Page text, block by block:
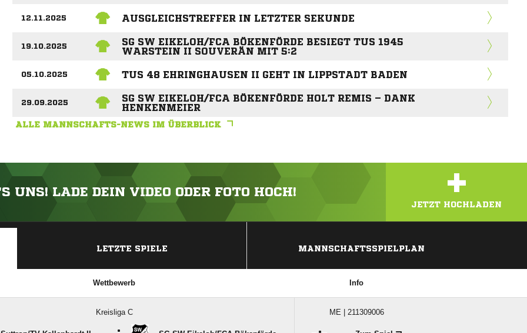
12.11.2025 AUSGLEICHSTREFFER IN LETZTER SEKUNDE
19.10.2025
SG SW EIKELOH/FCA BÖKENFÖRDE BESIEGT TUS 1945
WARSTEIN II SOUVERÄN MIT 5:2
05.10.2025 TUS 48 EHRINGHAUSEN II GEHT IN LIPPSTADT BADEN
29.09.2025
SG SW EIKELOH/FCA BÖKENFÖRDE HOLT REMIS – DANK
HENKENMEIER
ALLE MANNSCHAFTS-NEWS IM ÜBERBLICK
UNS! LADE DEIN VIDEO ODER FOTO HOCH! +
JETZT HOCHLADEN
LETZTE SPIELE MANNSCHAFTSSPIELPLAN
Wettbewerb Info
Kreisliga C ME | 211309006